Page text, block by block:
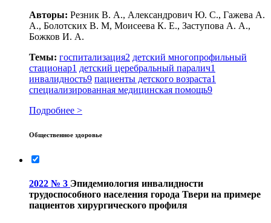
Авторы: Резник В. А., Александрович Ю. С., Гажева А.
А., Болотских В. М, Моисеева К. Е., Заступова А. А.,
Божков И. А.
Темы: госпитализация2 детский многопрофильный
стационар1 детский церебральный паралич1
инвалидность9 пациенты детского возраста1
специализированная медицинская помощь9
Подробнее >
Общественное здоровье
2022 № 3 Эпидемиология инвалидности
трудоспособного населения города Твери на примере
пациентов хирургического профиля